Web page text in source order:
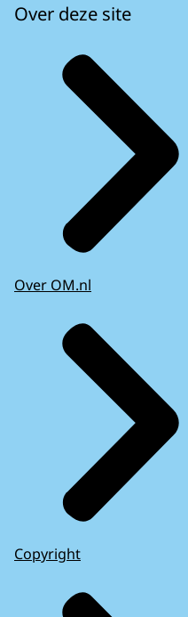
Over deze site
Over OM.nl
Copyright